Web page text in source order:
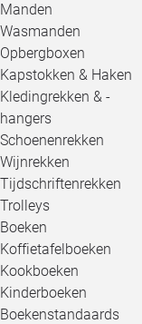
Manden
Wasmanden
Opbergboxen
Kapstokken & Haken
Kledingrekken & -
hangers
Schoenenrekken
Wijnrekken
Tijdschriftenrekken
Trolleys
Boeken
Koffietafelboeken
Kookboeken
Kinderboeken
Boekenstandaards